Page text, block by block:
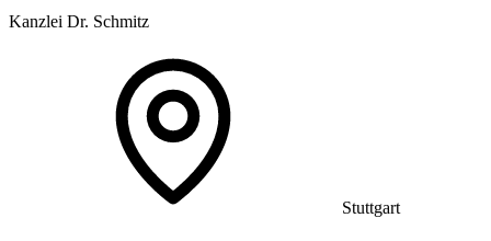
Kanzlei Dr. Schmitz
Stuttgart